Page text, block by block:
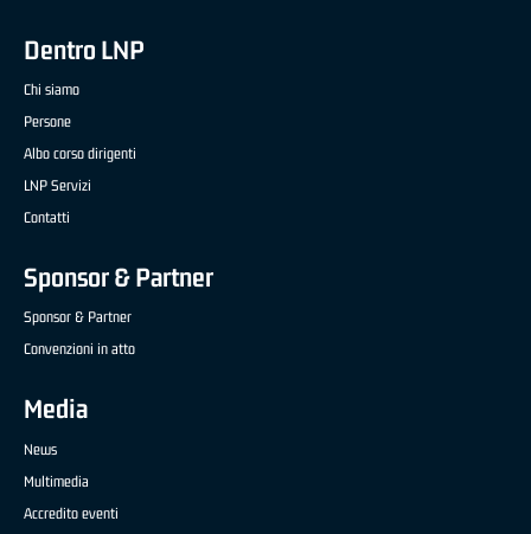
Dentro LNP
Chi siamo
Persone
Albo corso dirigenti
LNP Servizi
Contatti
Sponsor & Partner
Sponsor & Partner
Convenzioni in atto
Media
News
Multimedia
Accredito eventi